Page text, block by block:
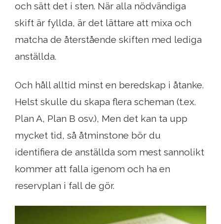
och sätt det i sten. När alla nödvändiga
skift är fyllda, är det lättare att mixa och
matcha de återstående skiften med lediga
anställda.
Och håll alltid minst en beredskap i åtanke.
Helst skulle du skapa flera scheman (t.ex.
Plan A, Plan B osv.), Men det kan ta upp
mycket tid, så åtminstone bör du
identifiera de anställda som mest sannolikt
kommer att falla igenom och ha en
reservplan i fall de gör.